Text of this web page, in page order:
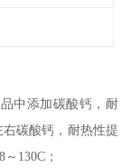
中添加碳酸钙，耐
碳酸钙，耐热性提
130C；